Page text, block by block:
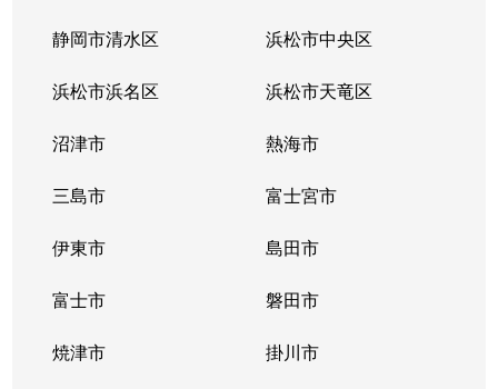
静岡市清水区 浜松市中央区
浜松市浜名区 浜松市天竜区
沼津市 熱海市
三島市 富士宮市
伊東市 島田市
富士市 磐田市
焼津市 掛川市